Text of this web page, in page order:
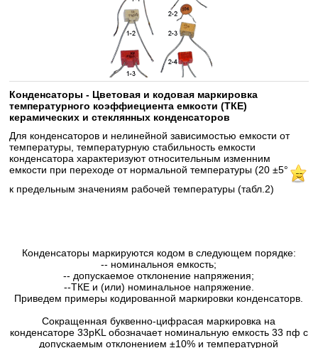
Конденсаторы - Цветовая и кодовая маркировка
температурного коэффиециента емкости (ТКЕ)
керамических и стеклянных конденсаторов
Для конденсаторов и нелинейной зависимостью емкости от
температуры, температурную стабильность емкости
конденсатора характеризуют относительным изменним
емкости при переходе от нормальной температуры (20 ±5°
к предельным значениям рабочей температуры (табл.2)
Конденсаторы маркируются кодом в следующем порядке:
-- номинальноя емкость;
-- допускаемое отклонение напряжения;
--ТКЕ и (или) номинальное напряжение.
Приведем примеры кодированной маркировки конденсаторв.
Сокращенная буквенно-цифрасая маркировка на
конденсаторе 33pKL обозначает номинальную емкость 33 пф с
допускаемым отклонением ±10% и температурной